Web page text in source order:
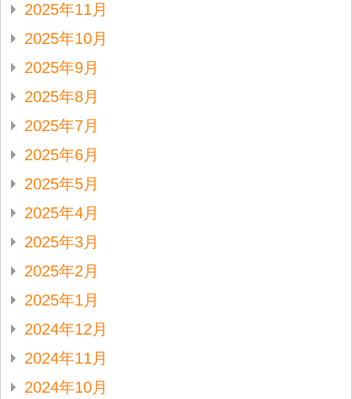
2025年11月
2025年10月
2025年9月
2025年8月
2025年7月
2025年6月
2025年5月
2025年4月
2025年3月
2025年2月
2025年1月
2024年12月
2024年11月
2024年10月